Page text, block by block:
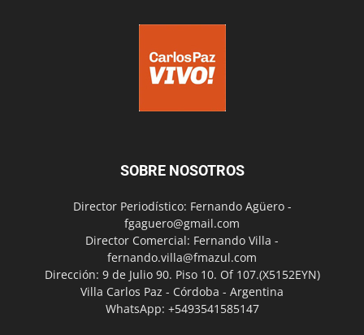
SOBRE NOSOTROS
Director Periodístico: Fernando Agüero -
fgaguero@gmail.com
Director Comercial: Fernando Villa -
fernando.villa@fmazul.com
Dirección: 9 de Julio 90. Piso 10. Of 107.(X5152EYN)
Villa Carlos Paz - Córdoba - Argentina
WhatsApp: +5493541585147